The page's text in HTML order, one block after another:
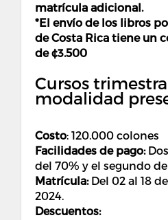
matrícula adicional.
*El envío de los libros
de Costa Rica tiene un
de ¢3.500
Cursos
modalidad
Costo: 120.000 colones
Facilidades de pago:
del 70% y el segundo
Matrícula: Del 02 al 18
2024.
Descuentos: